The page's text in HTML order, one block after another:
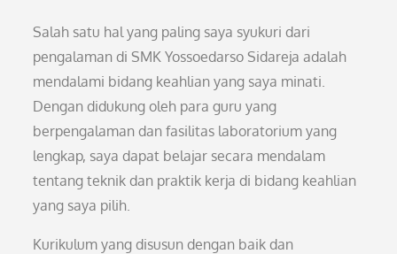
Salah satu hal yang paling saya syukuri dari
pengalaman di SMK Yossoedarso Sidareja adalah
mendalami bidang keahlian yang saya minati.
Dengan didukung oleh para guru yang
berpengalaman dan fasilitas laboratorium yang
lengkap, saya dapat belajar secara mendalam
tentang teknik dan praktik kerja di bidang keahlian
yang saya pilih.
Kurikulum yang disusun dengan baik dan